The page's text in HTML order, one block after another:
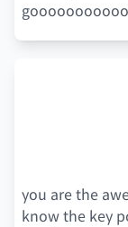
you are the
know the key